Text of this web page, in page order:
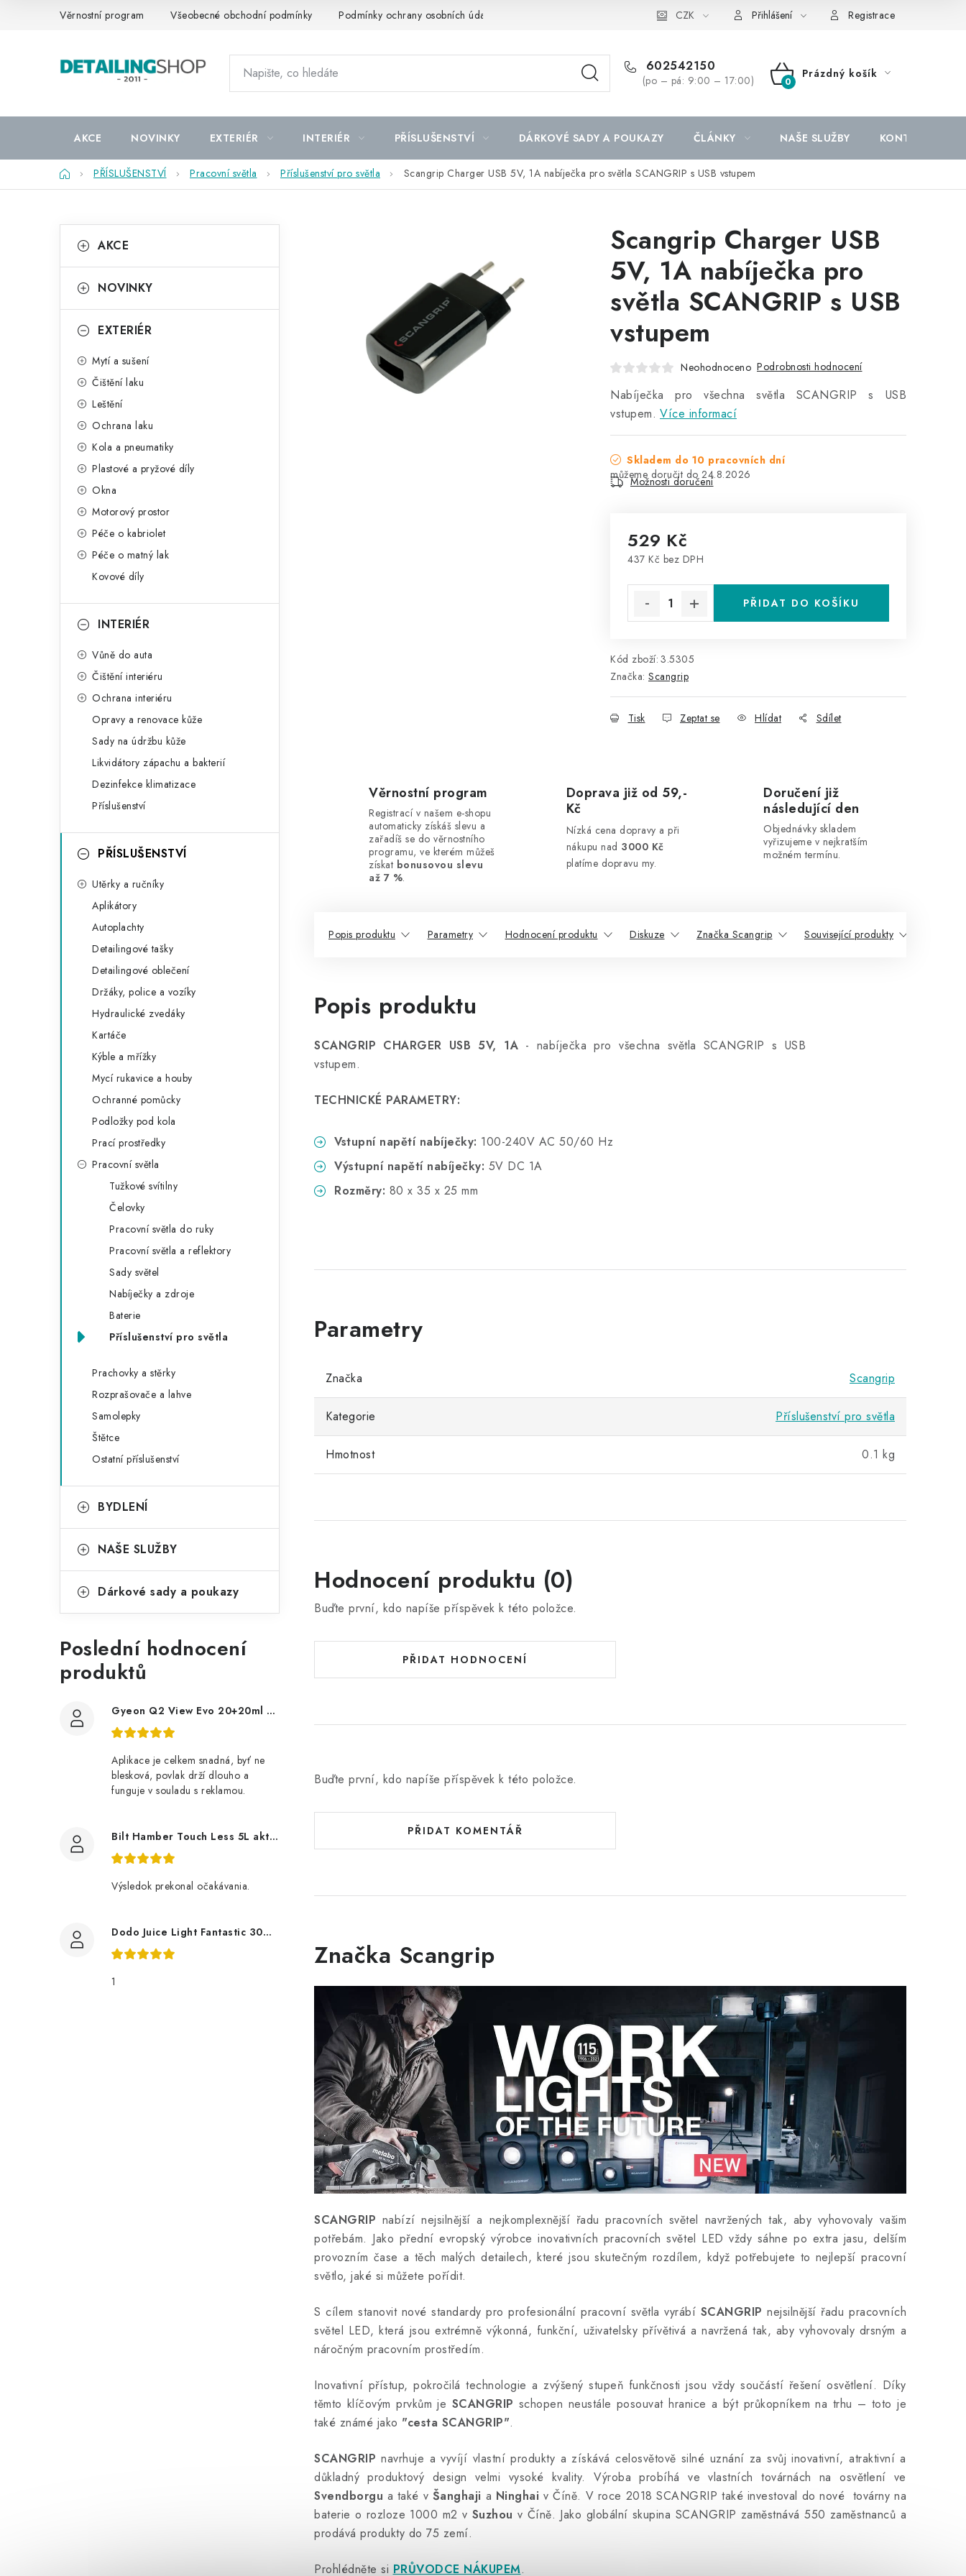
Věrnostní program Všeobecné obchodní podmínky Podmínky ochrany osobních údajů CZK Přihlášení Registrace
602542150
(po – pá: 9:00 – 17:00)
NÁKUPNÍ
Prázdný košík
AKCE NOVINKY EXTERIÉR INTERIÉR PŘÍSLUŠENSTVÍ DÁRKOVÉ SADY A POUKAZY ČLÁNKY NAŠE SLUŽBY KONTAKTY
DomůPŘÍSLUŠENSTVÍ Pracovní světla Příslušenství pro světla Scangrip Charger USB 5V, 1A nabíječka pro světla SCANGRIP s USB vstupem
o
t
kategorie
a
e
AKCE
NOVINKY
EXTERIÉR
Mytí a sušení
Čištění laku
Leštění
Ochrana laku
Kola a pneumatiky
Plastové a pryžové díly
Okna
Motorový prostor
Péče o kabriolet
Péče o matný lak
Kovové díly
INTERIÉR
Vůně do auta
Čištění interiéru
Ochrana interiéru
Opravy a renovace kůže
Sady na údržbu kůže
Likvidátory zápachu a bakterií
Dezinfekce klimatizace
Příslušenství
PŘÍSLUŠENSTVÍ
Utěrky a ručníky
Aplikátory
Autoplachty
Detailingové tašky
Detailingové oblečení
Držáky, police a vozíky
Hydraulické zvedáky
Kartáče
Kýble a mřížky
Mycí rukavice a houby
Ochranné pomůcky
Podložky pod kola
Prací prostředky
Pracovní světla
Tužkové svítilny
Čelovky
Pracovní světla do ruky
Pracovní světla a reflektory
Sady světel
Nabíječky a zdroje
Baterie
Příslušenství pro světla
Prachovky a stěrky
Rozprašovače a lahve
Samolepky
Štětce
Ostatní příslušenství
BYDLENÍ
NAŠE SLUŽBY
Dárkové sady a poukazy
Poslední hodnocení
produktů
Gyeon Q2 View Evo 20+20ml nanopovlak na okna
Aplikace je celkem snadná, byť ne
blesková, povlak drží dlouho a
funguje v souladu s reklamou.
Bilt Hamber Touch Less 5L aktivní pěna
Výsledok prekonal očakávania.
Dodo Juice Light Fantastic 30ml měkký vosk
1
Scangrip Charger USB
5V, 1A nabíječka pro
světla SCANGRIP s USB
vstupem
Neohodnoceno Podrobnosti hodnocení
Nabíječka pro všechna světla SCANGRIP s USB
vstupem. Více informací
Skladem do 10 pracovních dní
24.8.2026
Možnosti doručení
529 Kč
437 Kč bez DPH
PŘIDAT DO KOŠÍKU
Kód zboží: 3.5305
Značka: Scangrip
Tisk Zeptat se Hlídat Sdílet
Věrnostní program
Registrací v našem e-shopu
automaticky získáš slevu a
zařadíš se do věrnostního
programu, ve kterém můžeš
získat bonusovou slevu
až 7 %.
Doprava již od 59,-
Kč
Nízká cena dopravy a při
nákupu nad 3000 Kč
platíme dopravu my.
Doručení již
následující den
Objednávky skladem
vyřizujeme v nejkratším
možném termínu.
Popis produktu Parametry Hodnocení produktu Diskuze Značka Scangrip Související produkty
Popis produktu
SCANGRIP CHARGER USB 5V, 1A - nabíječka pro všechna světla SCANGRIP s USB
vstupem.
TECHNICKÉ PARAMETRY:
Vstupní napětí nabíječky: 100-240V AC 50/60 Hz
Výstupní napětí nabíječky: 5V DC 1A
Rozměry: 80 x 35 x 25 mm
Značka Scangrip
Kategorie Příslušenství pro světla
Hmotnost 0.1 kg
Hodnocení produktu (0)
Buďte první, kdo napíše příspěvek k této položce.
PŘIDAT HODNOCENÍ
Buďte první, kdo napíše příspěvek k této položce.
PŘIDAT KOMENTÁŘ
Značka Scangrip
SCANGRIP nabízí nejsilnější a nejkomplexnější řadu pracovních světel navržených tak, aby vyhovovaly vašim
potřebám. Jako přední evropský výrobce inovativních pracovních světel LED vždy sáhne po extra jasu, delším
provozním čase a těch malých detailech, které jsou skutečným rozdílem, když potřebujete to nejlepší pracovní
světlo, jaké si můžete pořídit.
S cílem stanovit nové standardy pro profesionální pracovní světla vyrábí SCANGRIP nejsilnější řadu pracovních
světel LED, která jsou extrémně výkonná, funkční, uživatelsky přívětivá a navržená tak, aby vyhovovaly drsným a
náročným pracovním prostředím.
Inovativní přístup, pokročilá technologie a zvýšený stupeň funkčnosti jsou vždy součástí řešení osvětlení. Díky
těmto klíčovým prvkům je SCANGRIP schopen neustále posouvat hranice a být průkopníkem na trhu – toto je
také známé jako "cesta SCANGRIP".
SCANGRIP navrhuje a vyvíjí vlastní produkty a získává celosvětově silné uznání za svůj inovativní, atraktivní a
důkladný produktový design velmi vysoké kvality. Výroba probíhá ve vlastních továrnách na osvětlení ve
Svendborgu a také v Šanghaji a Ninghai v Číně. V roce 2018 SCANGRIP také investoval do nové továrny na
baterie o rozloze 1000 m2 v Suzhou v Číně. Jako globální skupina SCANGRIP zaměstnává 550 zaměstnanců a
prodává produkty do 75 zemí.
Prohlédněte si PRŮVODCE NÁKUPEM.